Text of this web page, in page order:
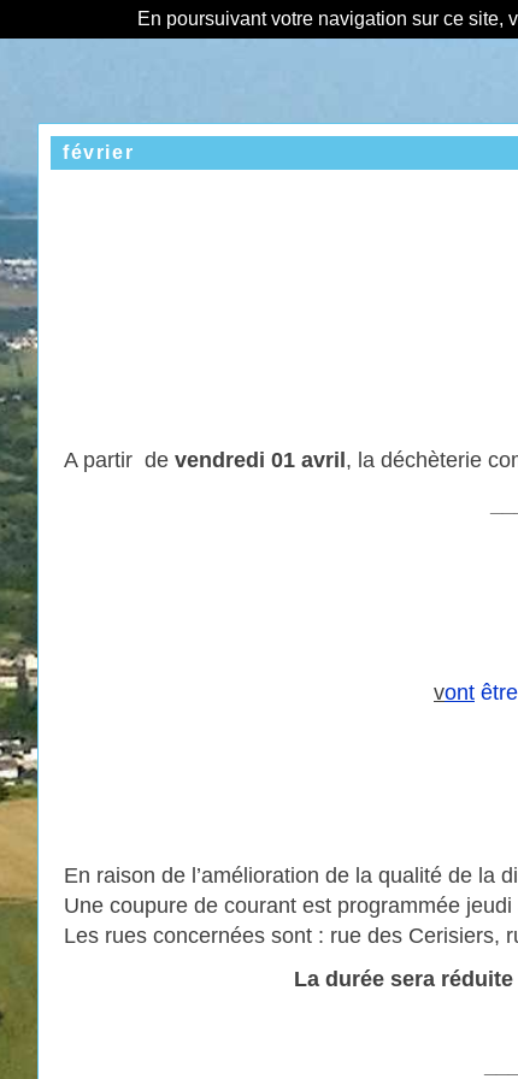
En poursuivant votre navigation sur ce site,
février
A partir de vendredi 01 avril, la déchèterie
vont
En raison de l’amélioration de la qualité de la
Une coupure de courant est programmée
Les rues concernées sont : rue des Cerisiers,
La durée sera